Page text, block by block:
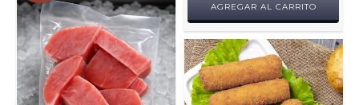
AGREGAR AL CARRITO